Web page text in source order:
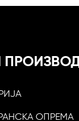
ОПРЕМА